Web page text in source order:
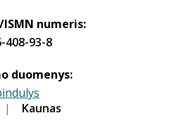
ISMN numeris:
408-93-8
duomenys:
| Kaunas